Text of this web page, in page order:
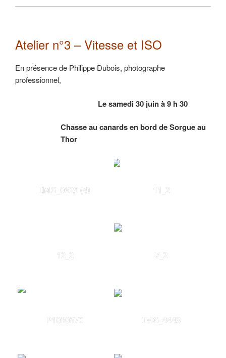
Atelier n°3 – Vitesse et ISO
En présence de Philippe Dubois, photographe
professionnel,
Le samedi 30 juin à 9 h 30
Chasse au canards en bord de Sorgue au
Thor
IMG_0629 (4) 11_2
12_2 7_2
P1030570 IMG_4443